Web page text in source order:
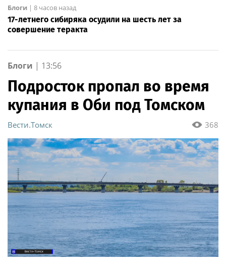
Блоги | 8 часов назад
17-летнего сибиряка осудили на шесть лет за
совершение теракта
Блоги | 13:56
Подросток пропал во время
купания в Оби под Томском
368
Вести.Томск